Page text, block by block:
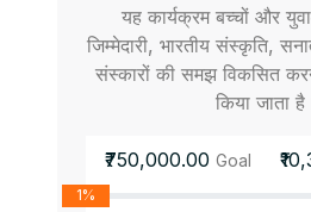
यह कार्यक्रम बच्चों और
जिम्मेदारी, भारतीय संस्कृति,
संस्कारों की समझ विकसित
किया जाता
₹750,000.00 Goal
1%